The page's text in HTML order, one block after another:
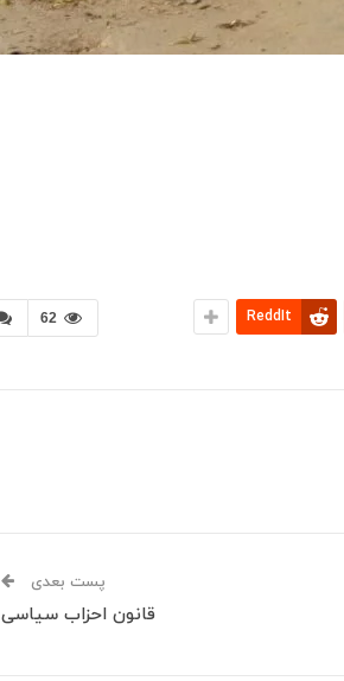
62 ReddIt
پست بعدی
قانون احزاب سياسی